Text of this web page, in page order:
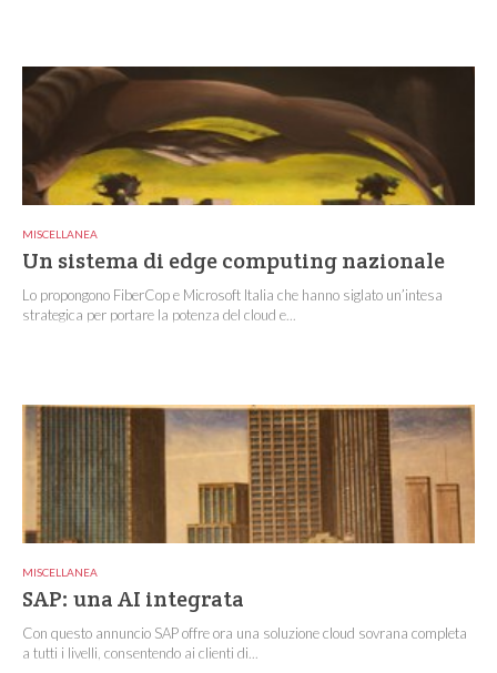
MISCELLANEA
Un sistema di edge computing nazionale
Lo propongono FiberCop e Microsoft Italia che hanno siglato un’intesa
strategica per portare la potenza del cloud e...
MISCELLANEA
SAP: una AI integrata
Con questo annuncio SAP offre ora una soluzione cloud sovrana completa
a tutti i livelli, consentendo ai clienti di...